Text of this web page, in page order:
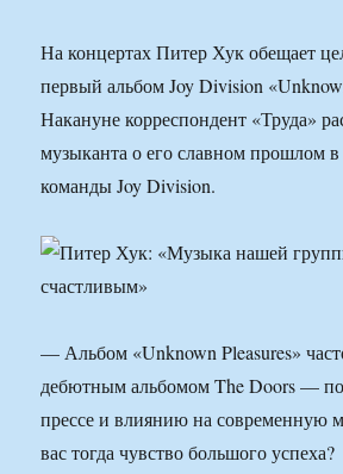
На концертах Питер Хук обещает
первый альбом Joy Division
Накануне корреспондент «Труда»
музыканта о его славном прошлом в
команды Joy Division.
— Альбом «Unknown Pleasures»
дебютным альбомом The Doors — по
прессе и влиянию на современную
вас тогда чувство большого успеха?